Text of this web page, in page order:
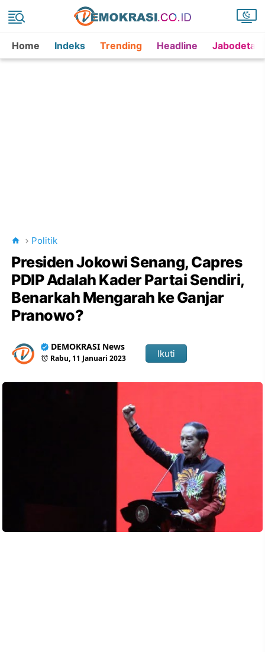
Home Indeks Trending Headline
Politik
Presiden Jokowi Senang, Capres
PDIP Adalah Kader Partai Sendiri,
Benarkah Mengarah ke Ganjar
Pranowo?
DEMOKRASI News
Rabu, 11 Januari 2023 Ikuti